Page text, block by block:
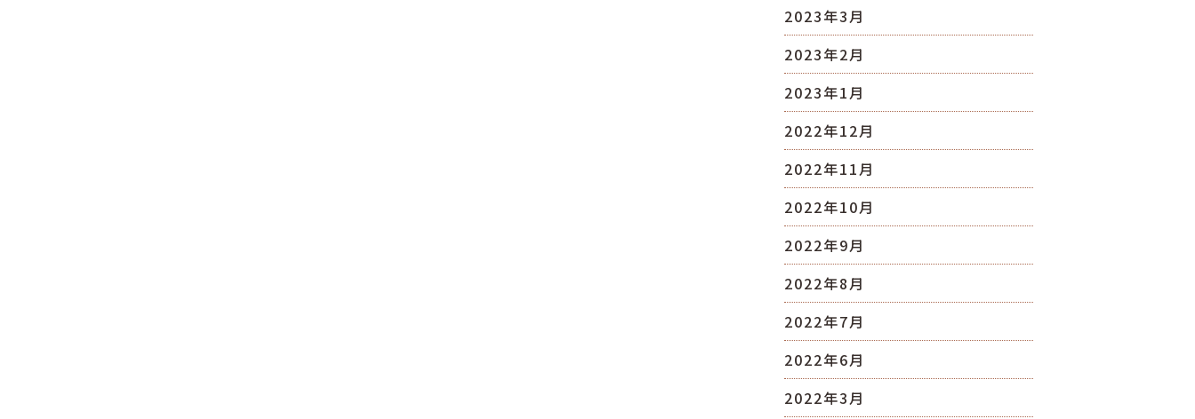
2023年3月
2023年2月
2023年1月
2022年12月
2022年11月
2022年10月
2022年9月
2022年8月
2022年7月
2022年6月
2022年3月